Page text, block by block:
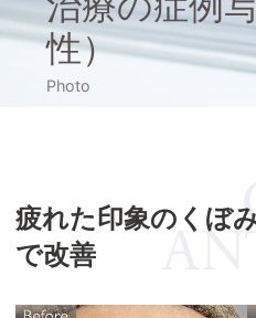
性）
疲れた印象のくぼ
で改善